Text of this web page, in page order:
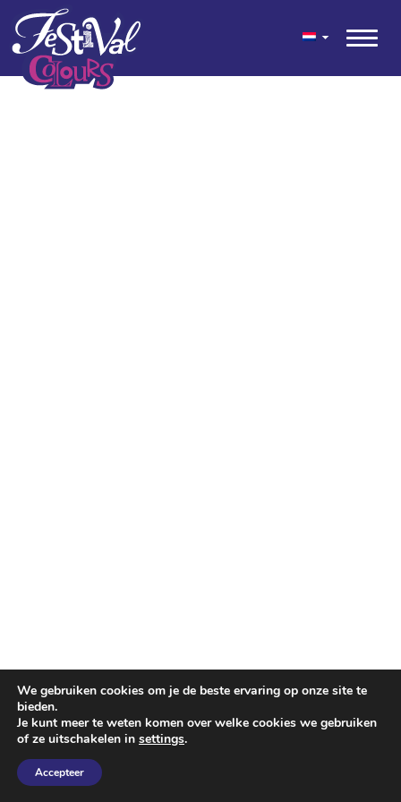
geen content gevonden
© 2026 Festival Colours® is een feestelijke mix van kleuren voor
tuin en terras ontwikkeld door Kwekerij Wouters.
We gebruiken cookies om je de beste ervaring op onze site te
bieden.
Je kunt meer te weten komen over welke cookies we gebruiken
of ze uitschakelen in settings.
Accepteer